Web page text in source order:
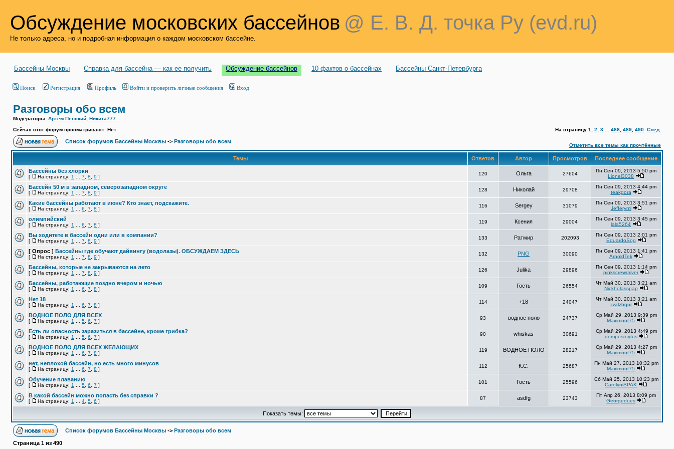
Обсуждение московских бассейнов @ Е. В. Д. точка Ру (evd.ru)
Не только адреса, но и подробная информация о каждом московском бассейне.
Бассейны Москвы Справка для бассейна — как ее получить Обсуждение бассейнов 10 фактов о бассейнах Бассейны Санкт-Петербурга
Поиск Регистрация Профиль Войти и проверить личные сообщения Вход
Разговоры обо всем
Модераторы: Артем Пенский Никита777
Сейчас этот форум просматривают: Нет
На страницу 1 2 3 488 489 490 След.
Список форумов Бассейны Москвы -> Разговоры обо всем
Отметить все темы как прочтённые
Темы Ответов Автор Просмотров Последнее сообщение
Бассейны без хлорки
[ На страницу: 1 7 8 9 ]
120 Ольга 27604
Пн Сен 09, 2013 5:50 pm
Lionel3038
Бассейн 50 м в западном, северозападном округе
[ На страницу: 1 7 8 9 ]
128 Николай 29708
Пн Сен 09, 2013 4:44 pm
teakgora
Какие бассейны работают в июне? Кто знает, подскажите.
[ На страницу: 1 6 7 8 ]
116 Sergey 31079
Пн Сен 09, 2013 3:51 pm
Jefferyml
олимпийский
[ На страницу: 1 6 7 8 ]
119 Ксения 29004
Пн Сен 09, 2013 3:45 pm
lala5264
Вы ходитете в бассейн одни или в компании?
[ На страницу: 1 7 8 9 ]
133 Ратмир 202093
Пн Сен 09, 2013 2:01 pm
EduardoSog
[ Опрос ] Бассейны где обучают дайвингу (водолазы). ОБСУЖДАЕМ ЗДЕСЬ
[ На страницу: 1 7 8 9 ]
132 PNG 30090
Пн Сен 09, 2013 1:41 pm
ArnoldTek
Бассейны, которые не закрываются на лето
[ На страницу: 1 7 8 9 ]
126 Julika 29896
Пн Сен 09, 2013 1:14 pm
pinkscrewdriver
Бассейны, работающие поздно вчером и ночью
[ На страницу: 1 6 7 8 ]
109 Гость 26554
Чт Май 30, 2013 3:21 am
Nickholasspap
Нет 18
[ На страницу: 1 6 7 8 ]
114 +18 24047
Чт Май 30, 2013 3:21 am
zwrlzbgur
ВОДНОЕ ПОЛО ДЛЯ ВСЕХ
[ На страницу: 1 5 6 7 ]
93 водное поло 24737
Ср Май 29, 2013 9:39 pm
Maximnut75
Есть ли опасность заразиться в бассейне, кроме грибка?
[ На страницу: 1 5 6 7 ]
90 whiskas 30691
Ср Май 29, 2013 4:49 pm
domposroytus
ВОДНОЕ ПОЛО ДЛЯ ВСЕХ ЖЕЛАЮЩИХ
[ На страницу: 1 6 7 8 ]
119 ВОДНОЕ ПОЛО 28217
Ср Май 29, 2013 4:27 pm
Maximnut75
нет, неплохой бассейн, но есть много минусов
[ На страницу: 1 6 7 8 ]
112 К.С. 25687
Пн Май 27, 2013 10:32 pm
Maximnut75
Обучение плаванию
[ На страницу: 1 5 6 7 ]
101 Гость 25596
Сб Май 25, 2013 10:23 pm
CarolyniSPAK
В какой бассейн можно попасть без справки ?
[ На страницу: 1 4 5 6 ]
87 asdfg 23743
Пт Апр 26, 2013 8:09 pm
Georgedues
Показать темы:
Список форумов Бассейны Москвы -> Разговоры обо всем
Страница 1 из 490